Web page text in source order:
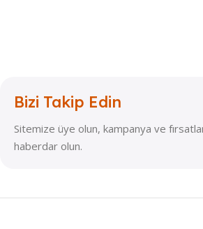
Bizi Takip Edin
Sitemize üye olun, kampanya ve
haberdar olun.